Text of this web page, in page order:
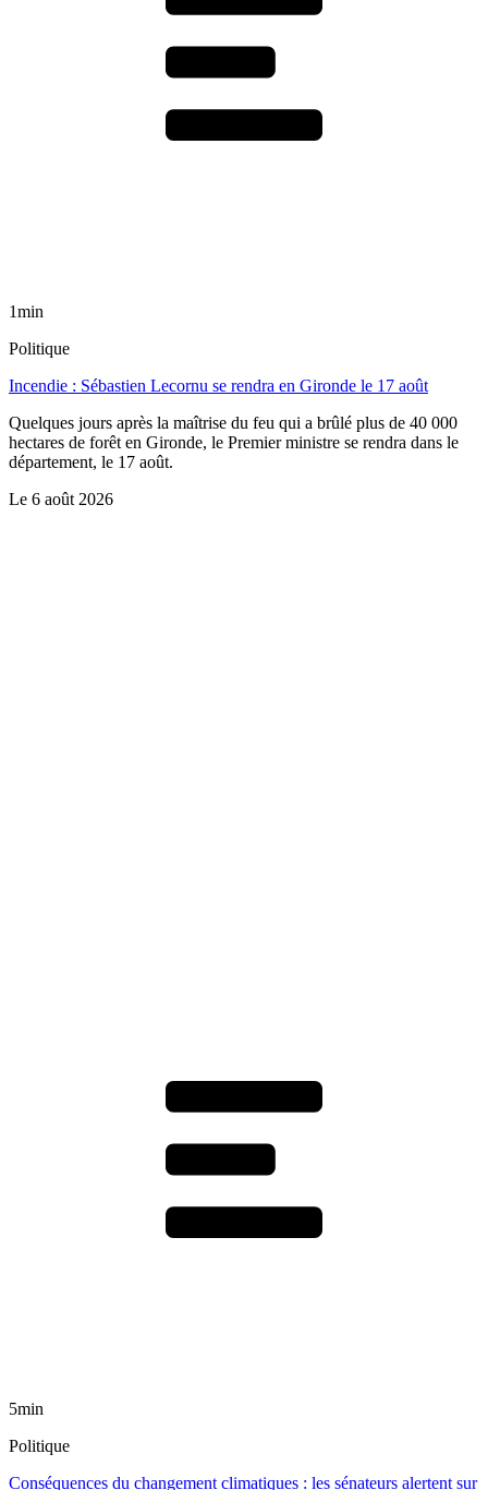
1min
Politique
Incendie : Sébastien Lecornu se rendra en Gironde le 17 août
Quelques jours après la maîtrise du feu qui a brûlé plus de 40 000
hectares de forêt en Gironde, le Premier ministre se rendra dans le
département, le 17 août.
Le 6 août 2026
5min
Politique
Conséquences du changement climatiques : les sénateurs alertent sur